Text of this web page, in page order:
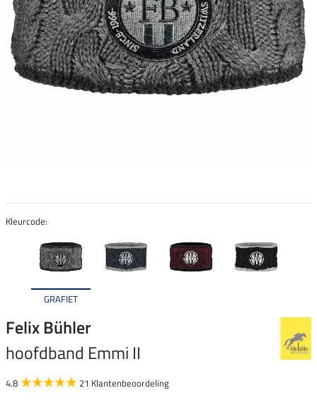
Kleurcode:
GRAFIET
Felix Bühler
hoofdband Emmi II
4.8 21 Klantenbeoordeling